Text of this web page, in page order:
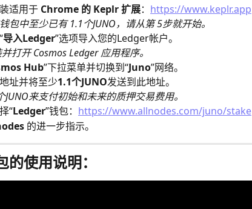
适用于 Chrome 的 Keplr 扩展： https://www.keplr.app
包中至少已有 1.1个JUNO，请从第 5步就开始。
导入Ledger”选项导入您的Ledger帐户。
打开 Cosmos Ledger 应用程序。
Hub”下拉菜单并切换到“Juno”网络。
址并将至少1.1个JUNO发送到此地址。
JUNO来支付初始和未来的质押交易费用。
“Ledger”钱包： https://www.allnodes.com/juno/stake
的进一步指示。
使用说明：